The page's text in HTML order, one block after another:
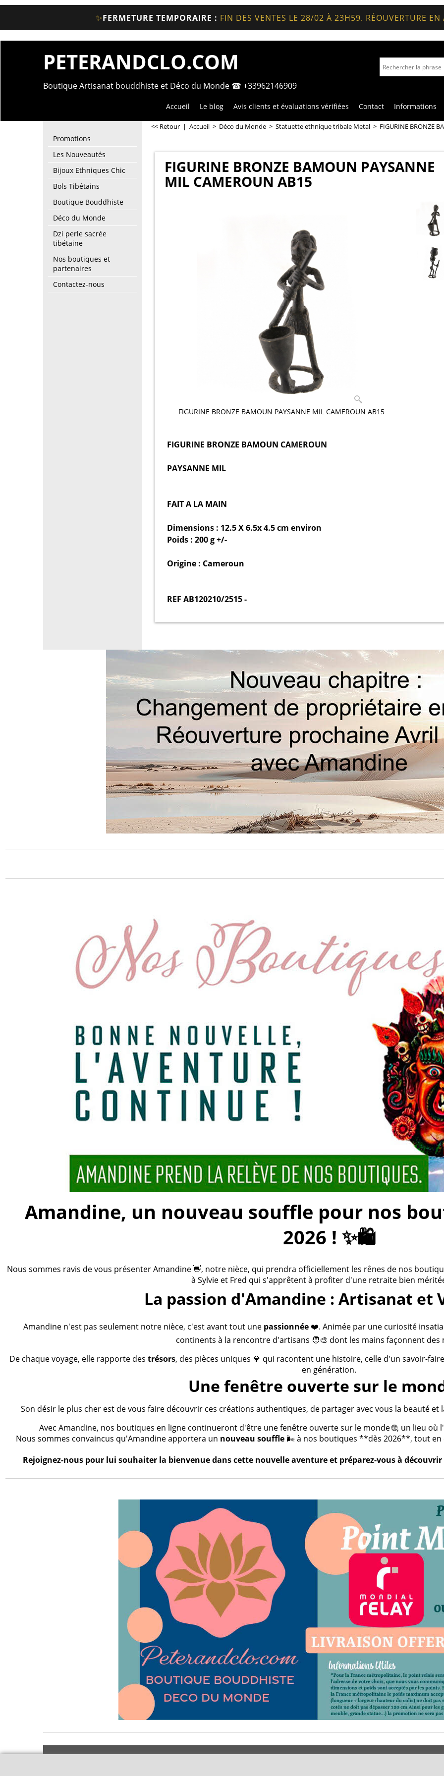
✨FERMETURE TEMPORAIRE : FIN DES VENTES LE 28/02 À 23H59. RÉOUVERTURE
PETERANDCLO.COM
Boutique Artisanat bouddhiste et Déco du Monde ☎ +33962146909
Accueil Le blog Avis clients et évaluations vérifiées Contact Informations
Promotions
Les Nouveautés
Bijoux Ethniques Chic
Bols Tibétains
Boutique Bouddhiste
Déco du Monde
Dzi perle sacrée
tibétaine
Nos boutiques et
partenaires
Contactez-nous
<< Retour | Accueil > Déco du Monde > Statuette ethnique tribale Metal > FIGURINE BRONZE
FIGURINE BRONZE BAMOUN PAYSANNE
MIL CAMEROUN AB15
FIGURINE BRONZE BAMOUN PAYSANNE MIL CAMEROUN AB15
FIGURINE BRONZE BAMOUN CAMEROUN
PAYSANNE MIL
FAIT A LA MAIN
Dimensions : 12.5 X 6.5x 4.5 cm environ
Poids : 200 g +/-
Origine : Cameroun
REF AB120210/2515 -
Amandine, un nouveau souffle pour nos
2026 ! ✨🛍️
Nous sommes ravis de vous présenter Amandine 👋, notre nièce, qui prendra officiellement les rênes de nos
à Sylvie et Fred qui s'apprêtent à profiter d'une retraite bien
La passion d'Amandine : Artisanat et
Amandine n'est pas seulement notre nièce, c'est avant tout une passionnée❤️. Animée par une curiosité
continents à la rencontre d'artisans 🧑‍🎨 dont les mains façonnent des
De chaque voyage, elle rapporte des trésors, des pièces uniques 💎 qui racontent une histoire, celle d'un savoir-
en génération.
Une fenêtre ouverte sur le
Son désir le plus cher est de vous faire découvrir ces créations authentiques, de partager avec vous la beauté
Avec Amandine, nos boutiques en ligne continueront d'être une fenêtre ouverte sur le monde 🌐, un lieu
Nous sommes convaincus qu'Amandine apportera un nouveau souffle🌬️ à nos boutiques **dès 2026**, tout en
Rejoignez-nous pour lui souhaiter la bienvenue dans cette nouvelle aventure et préparez-vous à